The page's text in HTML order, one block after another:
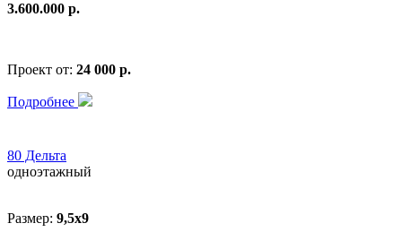
3.600.000 р.
Проект от: 24 000 р.
Подробнее
80 Дельта
одноэтажный
Размер: 9,5х9